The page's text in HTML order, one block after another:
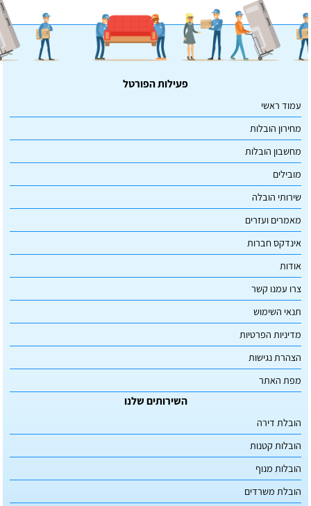
פעילות הפורטל
עמוד ראשי
מחירון הובלות
מחשבון הובלות
מובילים
שירותי הובלה
מאמרים ועזרים
אינדקס חברות
אודות
צרו עמנו קשר
תנאי השימוש
מדיניות הפרטיות
הצהרת נגישות
מפת האתר
השירותים שלנו
הובלת דירה
הובלות קטנות
הובלות מנוף
הובלת משרדים